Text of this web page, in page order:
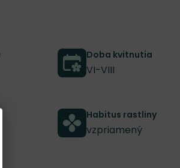
Doba kvitnutia
VI-VIII
Habitus rastliny
vzpriamený